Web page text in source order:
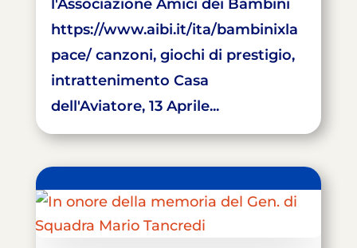
l'Associazione Amici dei Bambini
https://www.aibi.it/ita/bambinixla
pace/ canzoni, giochi di prestigio,
intrattenimento Casa
dell'Aviatore, 13 Aprile...